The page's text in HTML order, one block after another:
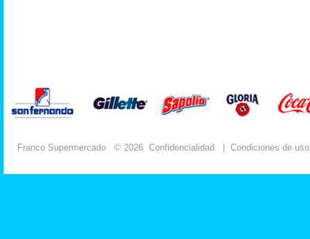
Franco Supermercado © 2026 Confidencialidad Condiciones de uso